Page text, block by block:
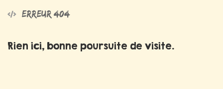
Erreur 404
Rien ici, bonne poursuite de visite.